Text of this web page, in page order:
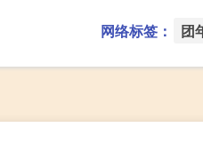
网络标签： 团